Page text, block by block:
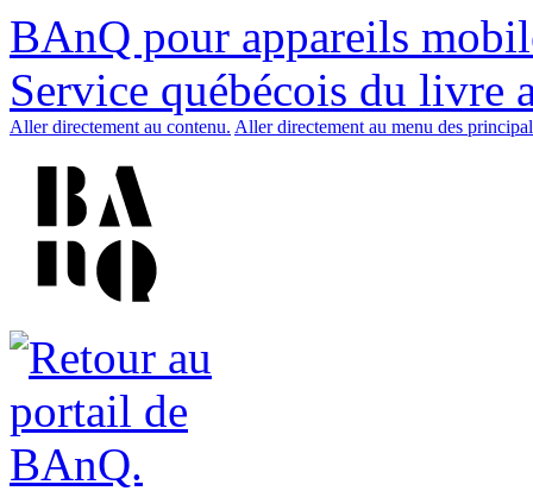
BAnQ pour appareils
Service québécois du livre
Aller directement au contenu. Aller directement au menu des